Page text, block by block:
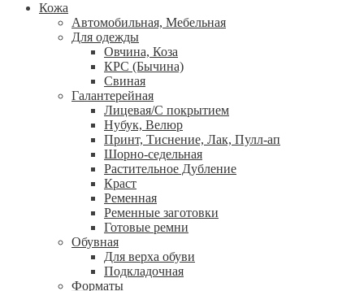
Кожа
Автомобильная, Мебельная
Для одежды
Овчина, Коза
КРС (Бычина)
Свиная
Галантерейная
Лицевая/С покрытием
Нубук, Велюр
Принт, Тиснение, Лак, Пулл-ап
Шорно-седельная
Растительное Дубление
Краст
Ременная
Ременные заготовки
Готовые ремни
Обувная
Для верха обуви
Подкладочная
Форматы